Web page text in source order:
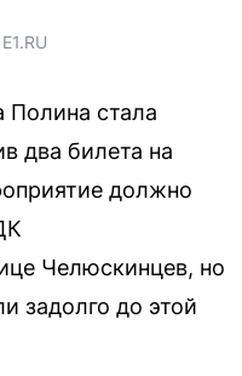
Полина стала
два билета на
должно
Челюскинцев, но
задолго до этой